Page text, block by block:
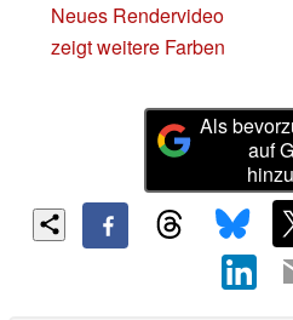
Neues Rendervideo
zeigt weitere Farben
Als
auf